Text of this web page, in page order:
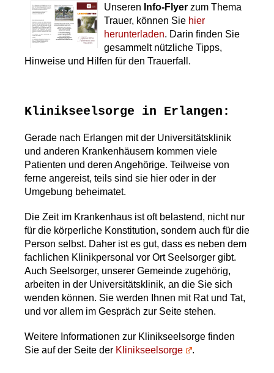
Unseren Info-Flyer zum Thema
Trauer, können Sie hier
herunterladen. Darin finden Sie
gesammelt nützliche Tipps,
Hinweise und Hilfen für den Trauerfall.
Klinikseelsorge in Erlangen:
Gerade nach Erlangen mit der Universitätsklinik
und anderen Krankenhäusern kommen viele
Patienten und deren Angehörige. Teilweise von
ferne angereist, teils sind sie hier oder in der
Umgebung beheimatet.
Die Zeit im Krankenhaus ist oft belastend, nicht nur
für die körperliche Konstitution, sondern auch für die
Person selbst. Daher ist es gut, dass es neben dem
fachlichen Klinikpersonal vor Ort Seelsorger gibt.
Auch Seelsorger, unserer Gemeinde zugehörig,
arbeiten in der Universitätsklinik, an die Sie sich
wenden können. Sie werden Ihnen mit Rat und Tat,
und vor allem im Gespräch zur Seite stehen.
Weitere Informationen zur Klinikseelsorge finden
Sie auf der Seite der Klinikseelsorge .